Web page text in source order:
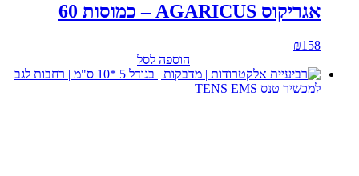
אגריקוס AGARICUS – כמוסות 60
₪158
הוספה לסל